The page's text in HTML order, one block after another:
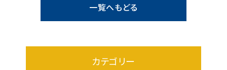
一覧へもどる
カテゴリー